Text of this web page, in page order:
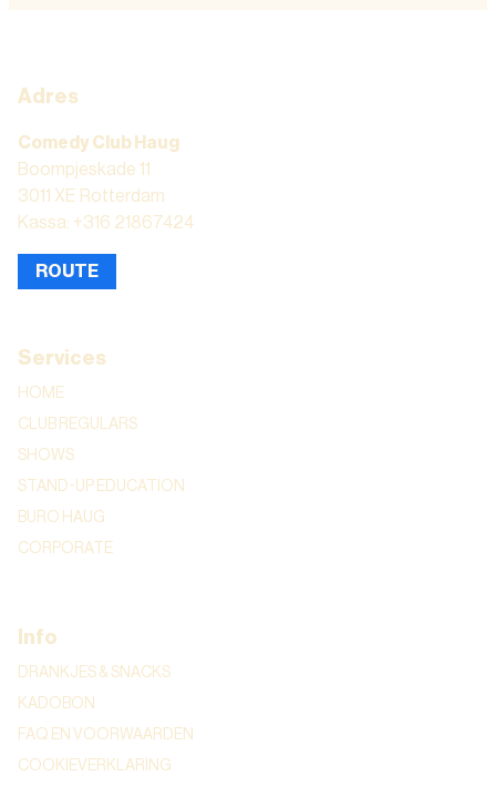
Adres
Comedy Club Haug
Boompjeskade 11
3011 XE Rotterdam
Kassa: +316 21867424
ROUTE
Services
HOME
CLUB REGULARS
SHOWS
STAND-UP EDUCATION
BURO HAUG
CORPORATE
Info
DRANKJES & SNACKS
KADOBON
FAQ EN VOORWAARDEN
COOKIEVERKLARING